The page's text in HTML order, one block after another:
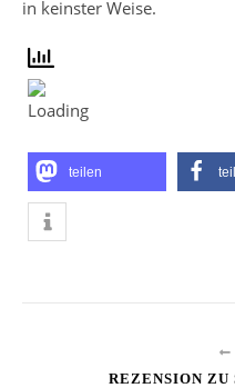
in keinster Weise.
teilen
REZENSION ZU